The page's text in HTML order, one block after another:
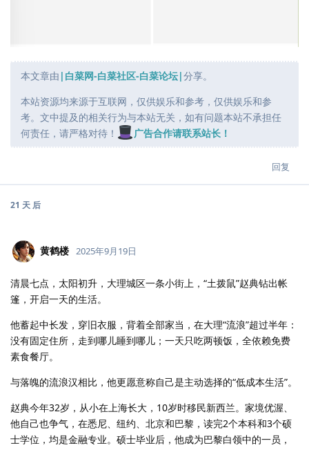
本文章由 |白菜网-白菜社区-白菜论坛|分享。
本站资源均来源于互联网，仅供娱乐和参考，仅供娱乐和参
考。文中提及的相关行为与本站无关，如有问题本站不承担任
何责任，请严格对待！
广告合作请联系站长！
回复
21 天 后
黄鹤楼 2025年9月19日
清晨七点，太阳初升，大理城区一条小街上，“土拨鼠”赵典钻出帐
篷，开启一天的生活。
他蓄起中长发，穿旧衣服，背着全部家当，在大理“流浪”超过半年：
没有固定住所，走到哪儿睡到哪儿；一天只吃两顿饭，全依赖免费
素食餐厅。
与落魄的流浪汉相比，他更愿意称自己是主动选择的“低成本生活”。
赵典今年32岁，从小在上海长大，10岁时移民新西兰。家境优渥、
他自己也争气，在悉尼、纽约、北京和巴黎，读完2个本科和3个硕
士学位，均是金融专业。硕士毕业后，他成为巴黎白领中的一员，